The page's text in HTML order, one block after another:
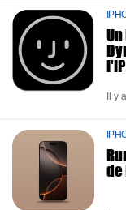
Il y